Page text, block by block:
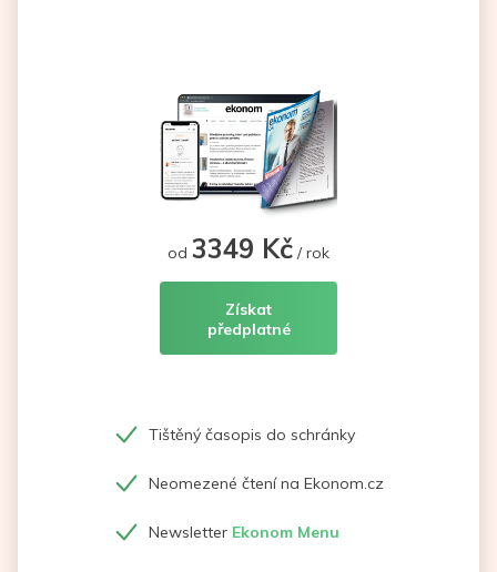
od 3349 Kč / rok
Získat
předplatné
Tištěný časopis do schránky
Neomezené čtení na Ekonom.cz
Newsletter Ekonom Menu